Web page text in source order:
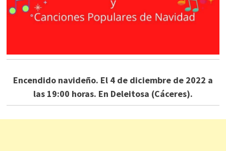
Encendido navideño. El 4 de diciembre de 2022 a
las 19:00 horas. En Deleitosa (Cáceres).